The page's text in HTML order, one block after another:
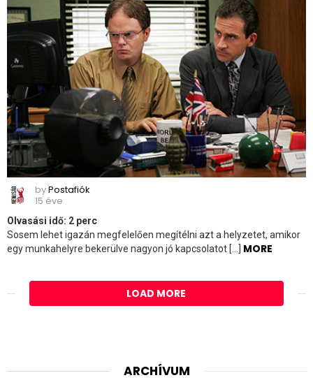
byPostafiók
15 éve
Olvasási idő: 2 perc
Sosem lehet igazán megfelelően megítélni azt a helyzetet, amikor
egy munkahelyre bekerülve nagyon jó kapcsolatot […] MORE
LOAD MORE
ARCHÍVUM